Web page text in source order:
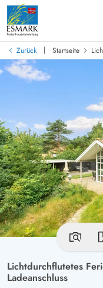
Zurück | Startseite
Lichtdurchflutetes
Ladeanschluss